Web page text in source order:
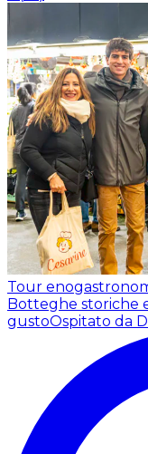
Tour
Botteghe storiche
gustoOspitato da